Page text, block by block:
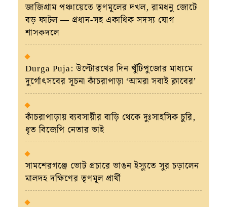
জাজিগ্রাম পঞ্চায়েতে তৃণমূলের দখল, রামধনু জোটে
বড় ফাটল — প্রধান-সহ একাধিক সদস্য যোগ
শাসকদলে
Durga Puja: উল্টোরথের দিন খুঁটিপুজোর মাধ্যমে
দুর্গোৎসবের সূচনা কাঁচরাপাড়া ‘আমরা সবাই ক্লাবের’
কাঁচরাপাড়ায় ব্যবসায়ীর বাড়ি থেকে দুঃসাহসিক চুরি,
ধৃত বিজেপি নেতার ভাই
সামশেরগঞ্জে ভোট প্রচারে ভাঙন ইস্যুতে সুর চড়ালেন
মালদহ দক্ষিণের তৃণমূল প্রার্থী